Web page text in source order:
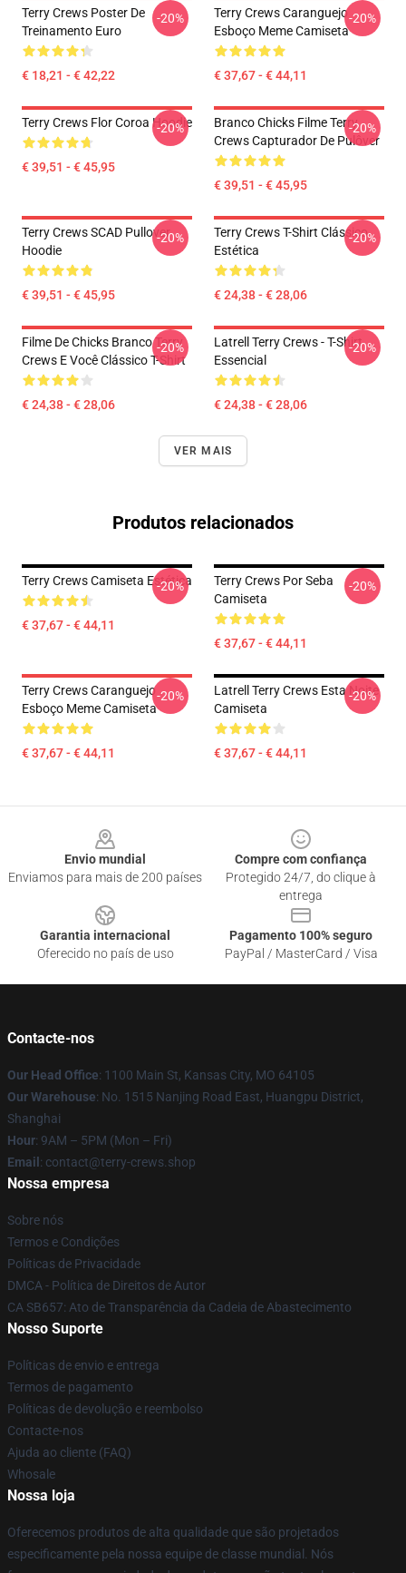
Terry Crews Poster De
Treinamento Euro
€ 18,21 - € 42,22
-20%
Terry Crews Caranguejo
Esboço Meme Camiseta
€ 37,67 - € 44,11
-20%
Terry Crews Flor Coroa Hoodie
€ 39,51 - € 45,95
-20%
Branco Chicks Filme Terry
Crews Capturador De Pulôver
€ 39,51 - € 45,95
-20%
Terry Crews SCAD Pullover
Hoodie
€ 39,51 - € 45,95
-20%
Terry Crews T-Shirt Clássico
Estética
€ 24,38 - € 28,06
-20%
Filme De Chicks Branco Terry
Crews E Você Clássico T-Shirt
€ 24,38 - € 28,06
-20%
Latrell Terry Crews - T-Shirt
Essencial
€ 24,38 - € 28,06
-20%
VER MAIS
Produtos relacionados
Terry Crews Camiseta Estética
€ 37,67 - € 44,11
-20%
Terry Crews Por Seba
Camiseta
€ 37,67 - € 44,11
-20%
Terry Crews Caranguejo
Esboço Meme Camiseta
€ 37,67 - € 44,11
-20%
Latrell Terry Crews Esta Noite
Camiseta
€ 37,67 - € 44,11
-20%
Envio mundial
Enviamos para mais de 200 países
Compre com confiança
Protegido 24/7, do clique à
entrega
Garantia internacional
Oferecido no país de uso
Pagamento 100% seguro
PayPal / MasterCard / Visa
Contacte-nos
Our Head Office: 1100 Main St, Kansas City, MO 64105
Our Warehouse: No. 1515 Nanjing Road East, Huangpu District,
Shanghai
Hour: 9AM – 5PM (Mon – Fri)
Email : contact@terry-crews.shop
Nossa empresa
Sobre nós
Termos e Condições
Políticas de Privacidade
DMCA - Política de Direitos de Autor
CA SB657: Ato de Transparência da Cadeia de Abastecimento
Nosso Suporte
Políticas de envio e entrega
Termos de pagamento
Políticas de devolução e reembolso
Contacte-nos
Ajuda ao cliente (FAQ)
Whosale
Nossa loja
Oferecemos produtos de alta qualidade que são projetados
especificamente pela nossa equipe de classe mundial. Nós